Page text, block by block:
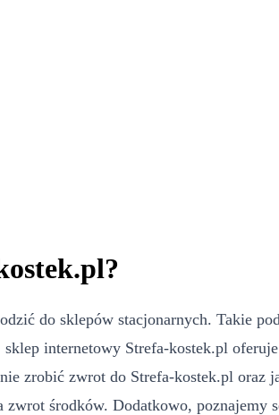
do sklepów stacjonarnych. Takie
internetowy Strefa-kostek.pl
zrobić zwrot do Strefa-kostek.pl oraz
zwrot środków. Dodatkowo, poznajemy